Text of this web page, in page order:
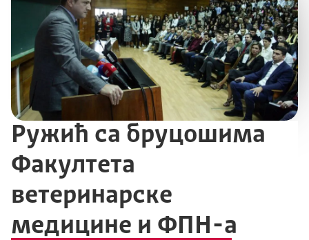
Ружић са бруцошима
Факултета
ветеринарске
медицине и ФПН-а